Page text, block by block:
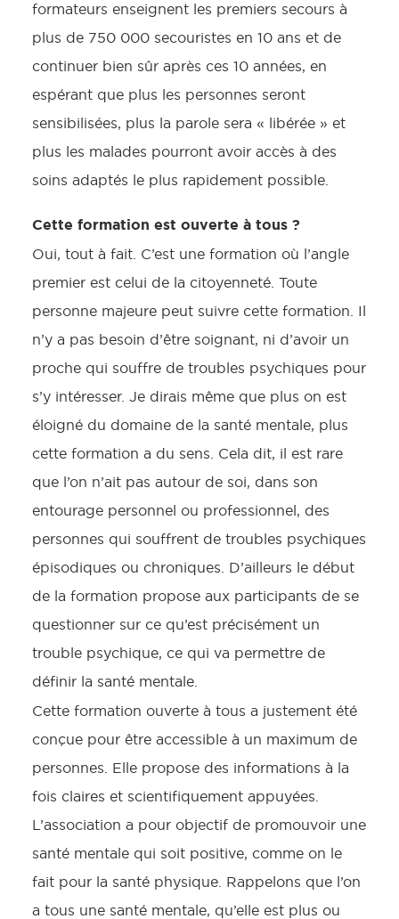
formateurs enseignent les premiers secours à
plus de 750 000 secouristes en 10 ans et de
continuer bien sûr après ces 10 années, en
espérant que plus les personnes seront
sensibilisées, plus la parole sera « libérée » et
plus les malades pourront avoir accès à des
soins adaptés le plus rapidement possible.
Cette formation est ouverte à tous ?
Oui, tout à fait. C’est une formation où l’angle
premier est celui de la citoyenneté. Toute
personne majeure peut suivre cette formation. Il
n’y a pas besoin d’être soignant, ni d’avoir un
proche qui souffre de troubles psychiques pour
s’y intéresser. Je dirais même que plus on est
éloigné du domaine de la santé mentale, plus
cette formation a du sens. Cela dit, il est rare
que l’on n’ait pas autour de soi, dans son
entourage personnel ou professionnel, des
personnes qui souffrent de troubles psychiques
épisodiques ou chroniques. D’ailleurs le début
de la formation propose aux participants de se
questionner sur ce qu’est précisément un
trouble psychique, ce qui va permettre de
définir la santé mentale.
Cette formation ouverte à tous a justement été
conçue pour être accessible à un maximum de
personnes. Elle propose des informations à la
fois claires et scientifiquement appuyées.
L’association a pour objectif de promouvoir une
santé mentale qui soit positive, comme on le
fait pour la santé physique. Rappelons que l’on
a tous une santé mentale, qu’elle est plus ou